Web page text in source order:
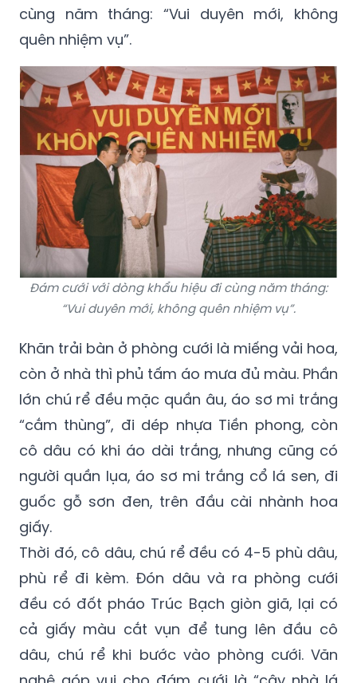
cùng năm tháng: “Vui duyên mới, không
quên nhiệm vụ”.
Đám cưới với dòng khẩu hiệu đi cùng năm tháng:
“Vui duyên mới, không quên nhiệm vụ”.
Khăn trải bàn ở phòng cưới là miếng vải hoa,
còn ở nhà thì phủ tấm áo mưa đủ màu. Phần
lớn chú rể đều mặc quần âu, áo sơ mi trắng
“cắm thùng”, đi dép nhựa Tiền phong, còn
cô dâu có khi áo dài trắng, nhưng cũng có
người quần lụa, áo sơ mi trắng cổ lá sen, đi
guốc gỗ sơn đen, trên đầu cài nhành hoa
giấy.
Thời đó, cô dâu, chú rể đều có 4-5 phù dâu,
phù rể đi kèm. Đón dâu và ra phòng cưới
đều có đốt pháo Trúc Bạch giòn giã, lại có
cả giấy màu cắt vụn để tung lên đầu cô
dâu, chú rể khi bước vào phòng cưới. Văn